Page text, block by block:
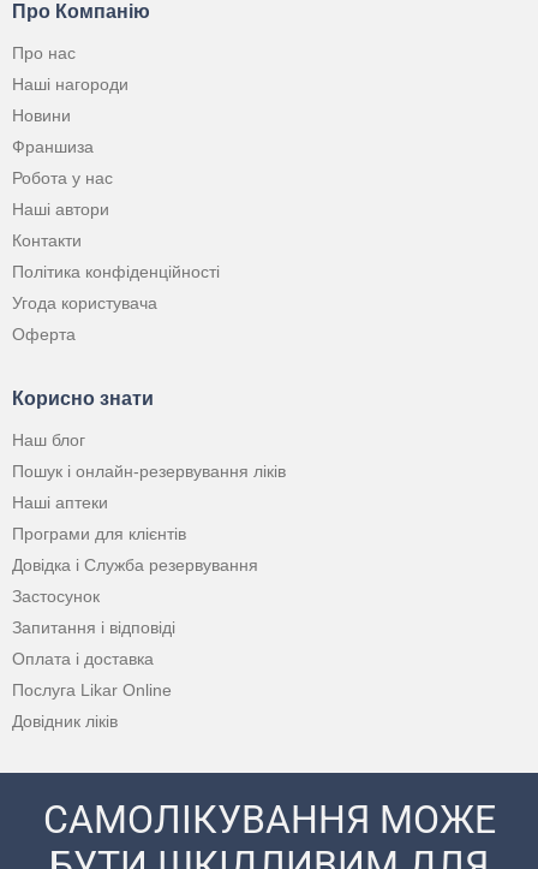
Про Компанію
Про нас
Наші нагороди
Новини
Франшиза
Робота у нас
Наші автори
Контакти
Політика конфіденційності
Угода користувача
Оферта
Корисно знати
Наш блог
Пошук і онлайн-резервування ліків
Наші аптеки
Програми для клієнтів
Довідка і Служба резервування
Застосунок
Запитання і відповіді
Оплата і доставка
Послуга Likar Online
Довідник ліків
САМОЛІКУВАННЯ МОЖЕ